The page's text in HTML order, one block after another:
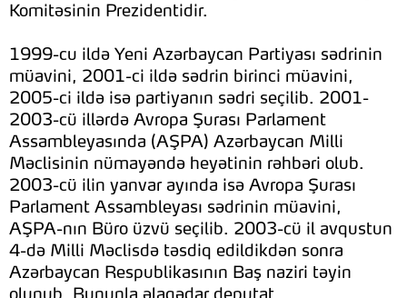
Komitəsinin Prezidentidir.
1999-cu ildə Yeni Azərbaycan Partiyası sədrinin
müavini, 2001-ci ildə sədrin birinci müavini,
2005-ci ildə isə partiyanın sədri seçilib. 2001-
2003-cü illərdə Avropa Şurası Parlament
Assambleyasında (AŞPA) Azərbaycan Milli
Məclisinin nümayəndə heyətinin rəhbəri olub.
2003-cü ilin yanvar ayında isə Avropa Şurası
Parlament Assambleyası sədrinin müavini,
AŞPA-nın Büro üzvü seçilib. 2003-cü il avqustun
4-də Milli Məclisdə təsdiq edildikdən sonra
Azərbaycan Respublikasının Baş naziri təyin